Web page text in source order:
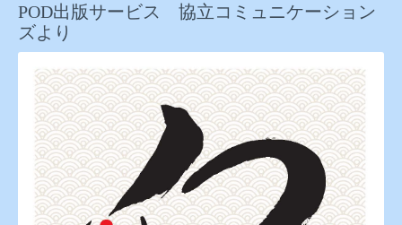
POD出版サービス 協立コミュニケーション
ズより